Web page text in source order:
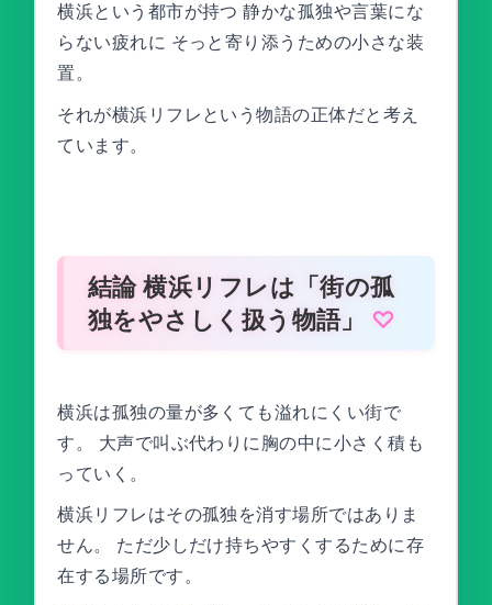
横浜という都市が持つ 静かな孤独や言葉にな
らない疲れに そっと寄り添うための小さな装
置。
それが横浜リフレという物語の正体だと考え
ています。
結論 横浜リフレは「街の孤
独をやさしく扱う物語」
横浜は孤独の量が多くても溢れにくい街で
す。 大声で叫ぶ代わりに胸の中に小さく積も
っていく。
横浜リフレはその孤独を消す場所ではありま
せん。 ただ少しだけ持ちやすくするために存
在する場所です。